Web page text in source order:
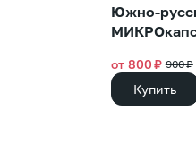
Южно-
от 800 ₽ 900 ₽
Купить